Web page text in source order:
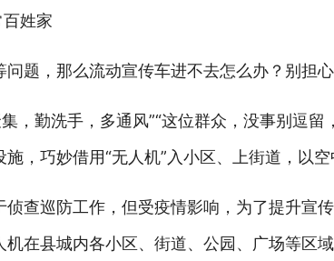
姓家
题，那么流动宣传车进不去怎么办？别担
，勤洗手，多通风”“这位群众，没事别逗留
，巧妙借用“无人机”入小区、上街道，以空
查巡防工作，但受疫情影响，为了提升宣
在县城内各小区、街道、公园、广场等区